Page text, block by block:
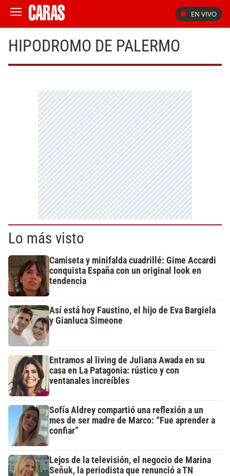
EN VIVO
HIPODROMO DE PALERMO
Lo más visto
Camiseta y minifalda cuadrillé: Gime Accardi
conquista España con un original look en
tendencia
Así está hoy Faustino, el hijo de Eva Bargiela
y Gianluca Simeone
Entramos al living de Juliana Awada en su
casa en La Patagonia: rústico y con
ventanales increíbles
Sofía Aldrey compartió una reflexión a un
mes de ser madre de Marco: “Fue aprender a
confiar”
Lejos de la televisión, el negocio de Marina
Señuk, la periodista que renunció a TN